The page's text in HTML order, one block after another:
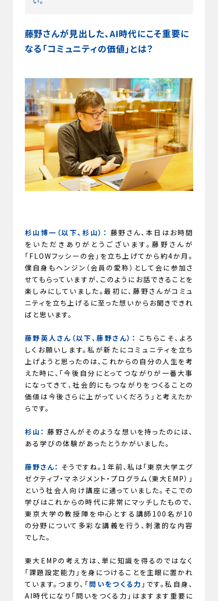
藤野さんが見出した、AI時代にこそ重要に
なる「コミュニティの価値」とは？
杉山博一（以下、杉山）： 藤野さん、本日はお時間
をいただきありがとうございます。藤野さんが
「FLOWフッシーの会」を立ち上げてから約4か月。
僕自身もヘンジン（会員の愛称）として会に参加さ
せてもらっていますが、このようにお話できることを
楽しみにしていました。最初に、藤野さんがコミュ
ニティを立ち上げるに至った想いからお聞きできれ
ばと思います。
藤野英人さん（以下、藤野さん）： こちらこそ、よろ
しくお願いします。私が新たにコミュニティを立ち
上げようと思ったのは、これからの自分の人生を考
えた時に、「今後自分にとってつながりが一番大事
になってきて、社会的にもつながりをつくることの
価値は今後さらに上がっていくだろう」と考えたか
らです。
杉山： 藤野さんがそのような想いを持ったのには、
ある学びの体験があったとうかがいました。
藤野さん： そうですね。1年前、私は「東京大学エグ
ゼクティブ・マネジメント・プログラム（東大EMP）」
という社会人向け講座に通っていました。そこでの
学びはこれからの時代に非常にマッチしたもので、
東京大学の教授陣を中心とする講師100名が10
の分野について多彩な講義を行う、刺激的な内容
でした。
東大EMPの考え方は、単に知識を得るのではなく
「課題設定能力」を身につけることを主眼に置かれ
ています。つまり、「問いをつくる力 」です。私自身、
AI時代になり「問いをつくる力」はますます重要に